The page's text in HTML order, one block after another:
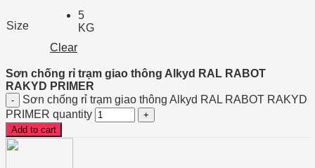
Size
5
KG
Clear
Sơn chống rỉ trạm giao thông Alkyd RAL RABOT
RAKYD PRIMER
Sơn chống rỉ trạm giao thông Alkyd RAL RABOT RAKYD
PRIMER quantity
Add to cart